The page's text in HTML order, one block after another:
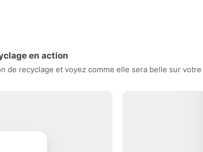
en action
de recyclage et voyez comme elle sera belle sur